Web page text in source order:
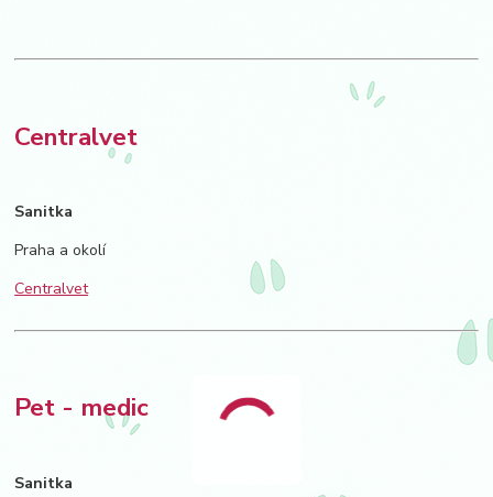
Centralvet
Sanitka
Praha a okolí
Centralvet
Pet - medic
Sanitka